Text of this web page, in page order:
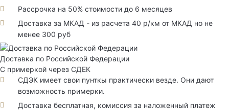
Рассрочка на 50% стоимости до 6 месяцев
Доставка за МКАД - из расчета 40 р/км от МКАД но не
менее 300 руб
Доставка по Российской Федерации
С примеркой через СДЕК
СДЭК имеет свои пунткы практически везде. Они дают
возможность примерки.
Доставка бесплатная, комиссия за наложенный платеж